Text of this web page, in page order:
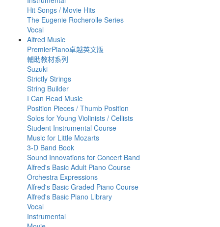
Hit Songs / Movie Hits
The Eugenie Rocherolle Series
Vocal
Alfred Music
PremierPiano卓越英文版
輔助教材系列
Suzuki
Strictly Strings
String Builder
I Can Read Music
Position Pieces / Thumb Position
Solos for Young Violinists / Cellists
Student Instrumental Course
Music for Little Mozarts
3-D Band Book
Sound Innovations for Concert Band
Alfred's Basic Adult Piano Course
Orchestra Expressions
Alfred's Basic Graded Piano Course
Alfred's Basic Piano Library
Vocal
Instrumental